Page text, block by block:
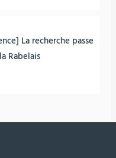
La recherche passe
Rabelais